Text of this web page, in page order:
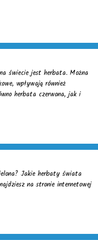
świecie jest herbata. Można
wpływają również
herbata czerwona, jak i
Jakie herbaty świata
na stronie internetowej